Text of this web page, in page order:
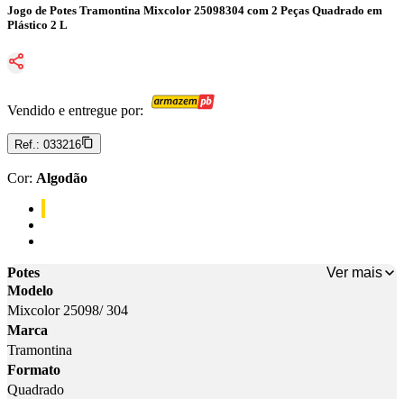
Jogo de Potes Tramontina Mixcolor 25098304 com 2 Peças Quadrado em
Plástico 2 L
Vendido e entregue por:
Ref.: 033216
Cor: Algodão
Potes
Ver mais
Modelo
Mixcolor 25098/ 304
Marca
Tramontina
Formato
Quadrado